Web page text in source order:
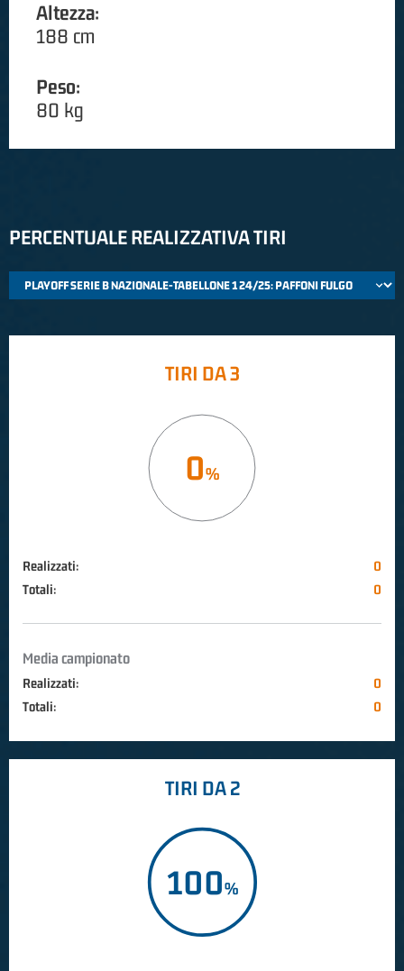
Altezza:
188 cm
Peso:
80 kg
PERCENTUALE REALIZZATIVA TIRI
TIRI DA 3
0
Realizzati:
0
Totali:
0
Media campionato
Realizzati:
0
Totali:
0
TIRI DA 2
100